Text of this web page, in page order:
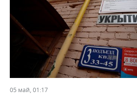
05 май, 01:17